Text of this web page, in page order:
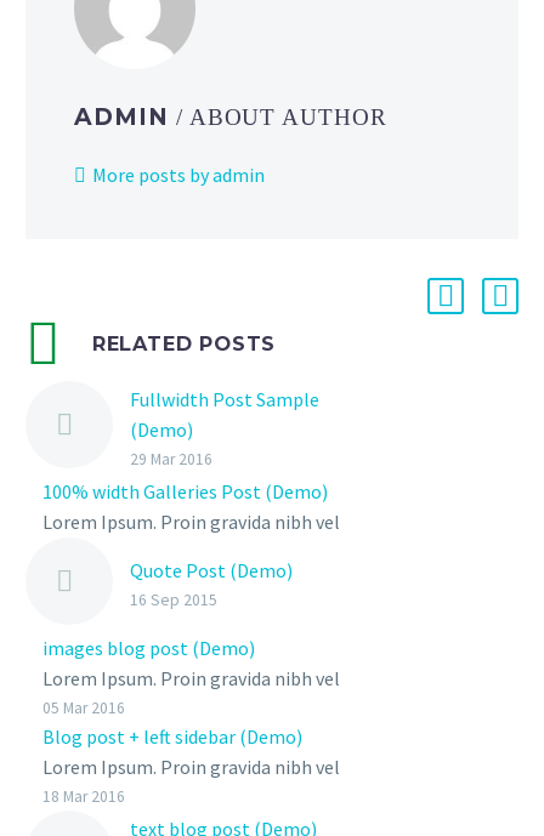
ADMIN / ABOUT AUTHOR
More posts by admin
RELATED POSTS
Fullwidth Post Sample
(Demo)
29 Mar 2016
100% width Galleries Post (Demo)
Lorem Ipsum. Proin gravida nibh vel
sollicitudin, lorem quis bibendum
auctor, nisi elit consequat ipsum,
nec sagittis sem nibh id elit
Quote Post (Demo)
16 Sep 2015
images blog post (Demo)
Lorem Ipsum. Proin gravida nibh vel
velit auctor aliquet. Aenean
sollicitudin, lorem quis bibendum
auctor, nisi elit consequat ipsum,
nec sagittis sem nibh id elit. Duis
sed odio sit amet nibh vulputate
05 Mar 2016
Blog post + left sidebar (Demo)
Lorem Ipsum. Proin gravida nibh vel
velit auctor aliquet. Aenean
sollicitudin, lorem quis bibendum
18 Mar 2016
text blog post (Demo)